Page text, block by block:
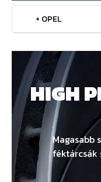
+ OPEL
HIGH
Magasabb
féktárcsák